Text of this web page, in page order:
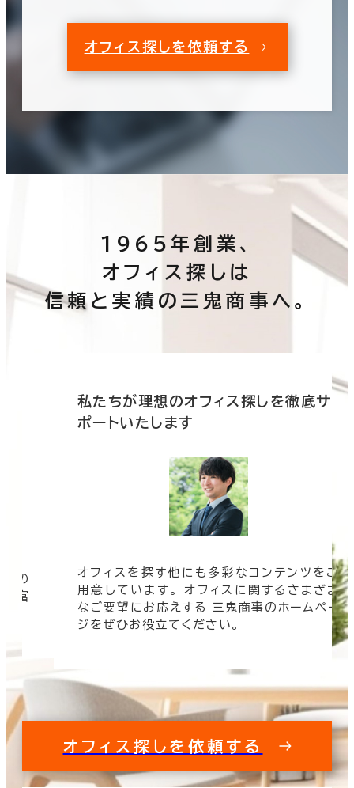
オフィス探しを依頼する
1965年創業、
オフィス探しは
信頼と実績の三鬼商事へ。
の
豊富
私たちが理想のオフィス探しを徹底サ
ポートいたします
オフィスを探す他にも多彩なコンテンツをご
用意しています。 オフィスに関するさまざま
なご要望にお応えする 三鬼商事のホームペー
ジをぜひお役立てください。
オフィス探しを依頼する